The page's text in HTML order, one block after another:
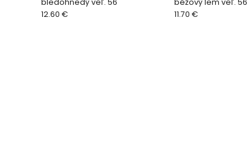
12.60 €
11.70 €